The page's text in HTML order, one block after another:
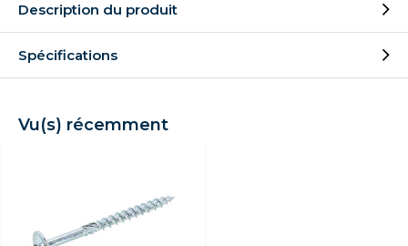
Description du produit
Spécifications
Vu(s) récemment